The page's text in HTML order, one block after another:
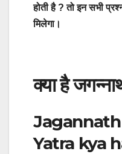
होती है ? तो इन सभी
मिलेगा।
क्या है
Yatra kya